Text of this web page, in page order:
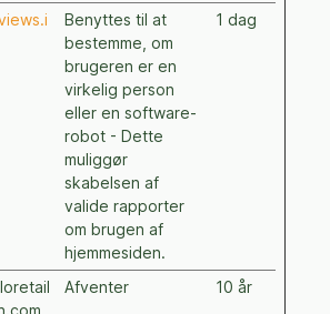
Benyttes til at
bestemme, om
brugeren er en
virkelig person
eller en software-
robot - Dette
muliggør
skabelsen af
valide rapporter
om brugen af
hjemmesiden.
1 dag
Afventer 10 år